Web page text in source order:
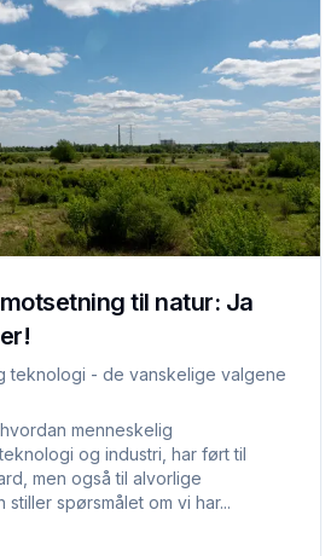
til natur: Ja
teknologi - de vanskelige valgene
menneskelig
og industri, har ført til
men også til alvorlige
spørsmålet om vi har...